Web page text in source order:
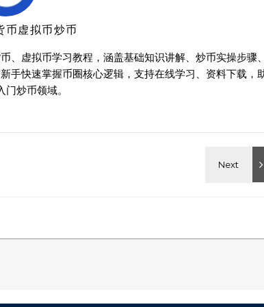
币虚拟币炒币
、虚拟币学习教程，涵盖基础知识讲解、炒币实操步骤
手快速掌握币圈核心逻辑，支持在线学习、资料下载，
炒币领域。